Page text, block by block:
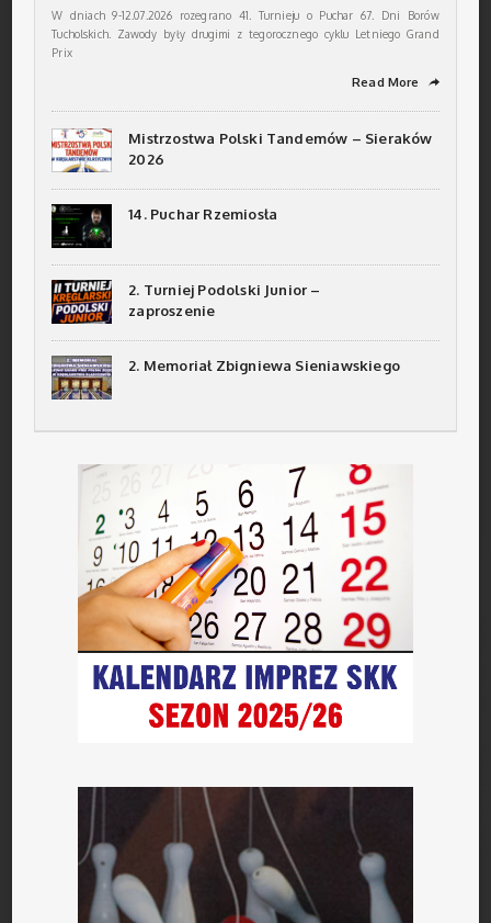
W dniach 9-12.07.2026 rozegrano 41. Turnieju o Puchar 67. Dni Borów
Tucholskich. Zawody były drugimi z tegorocznego cyklu Letniego Grand
Prix
Read More ➦
Mistrzostwa Polski Tandemów – Sieraków
2026
14. Puchar Rzemiosła
2. Turniej Podolski Junior –
zaproszenie
2. Memoriał Zbigniewa Sieniawskiego